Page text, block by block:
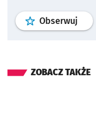
Obserwuj profil
ZOBACZ TAKŻE